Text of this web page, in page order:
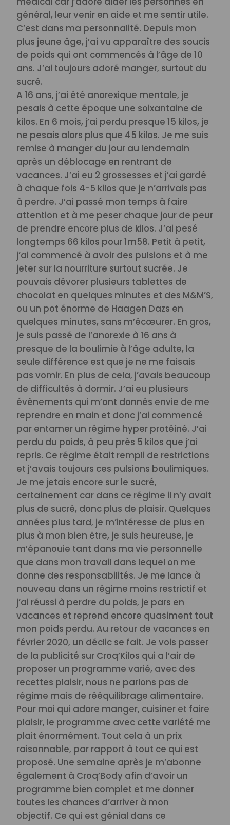
général, leur venir en aide et me sentir utile.
C’est dans ma personnalité. Depuis mon
plus jeune âge, j’ai vu apparaître des soucis
de poids qui ont commencés à l’âge de 10
ans. J’ai toujours adoré manger, surtout du
sucré.
A 16 ans, j’ai été anorexique mentale, je
pesais à cette époque une soixantaine de
kilos. En 6 mois, j’ai perdu presque 15 kilos, je
ne pesais alors plus que 45 kilos. Je me suis
remise à manger du jour au lendemain
après un déblocage en rentrant de
vacances. J’ai eu 2 grossesses et j’ai gardé
à chaque fois 4-5 kilos que je n’arrivais pas
à perdre. J’ai passé mon temps à faire
attention et à me peser chaque jour de peur
de prendre encore plus de kilos. J’ai pesé
longtemps 66 kilos pour 1m58. Petit à petit,
j’ai commencé à avoir des pulsions et à me
jeter sur la nourriture surtout sucrée. Je
pouvais dévorer plusieurs tablettes de
chocolat en quelques minutes et des M&M’S,
ou un pot énorme de Haagen Dazs en
quelques minutes, sans m’écœurer. En gros,
je suis passé de l’anorexie à 16 ans à
presque de la boulimie à l’âge adulte, la
seule différence est que je ne me faisais
pas vomir. En plus de cela, j’avais beaucoup
de difficultés à dormir. J’ai eu plusieurs
évènements qui m’ont donnés envie de me
reprendre en main et donc j’ai commencé
par entamer un régime hyper protéiné. J’ai
perdu du poids, à peu près 5 kilos que j’ai
repris. Ce régime était rempli de restrictions
et j’avais toujours ces pulsions boulimiques.
Je me jetais encore sur le sucré,
certainement car dans ce régime il n’y avait
plus de sucré, donc plus de plaisir. Quelques
années plus tard, je m’intéresse de plus en
plus à mon bien être, je suis heureuse, je
m’épanouie tant dans ma vie personnelle
que dans mon travail dans lequel on me
donne des responsabilités. Je me lance à
nouveau dans un régime moins restrictif et
j’ai réussi à perdre du poids, je pars en
vacances et reprend encore quasiment tout
mon poids perdu. Au retour de vacances en
février 2020, un déclic se fait. Je vois passer
de la publicité sur Croq’Kilos qui a l’air de
proposer un programme varié, avec des
recettes plaisir, nous ne parlons pas de
régime mais de rééquilibrage alimentaire.
Pour moi qui adore manger, cuisiner et faire
plaisir, le programme avec cette variété me
plait énormément. Tout cela à un prix
raisonnable, par rapport à tout ce qui est
proposé. Une semaine après je m’abonne
également à Croq’Body afin d’avoir un
programme bien complet et me donner
toutes les chances d’arriver à mon
objectif. Ce qui est génial dans ce